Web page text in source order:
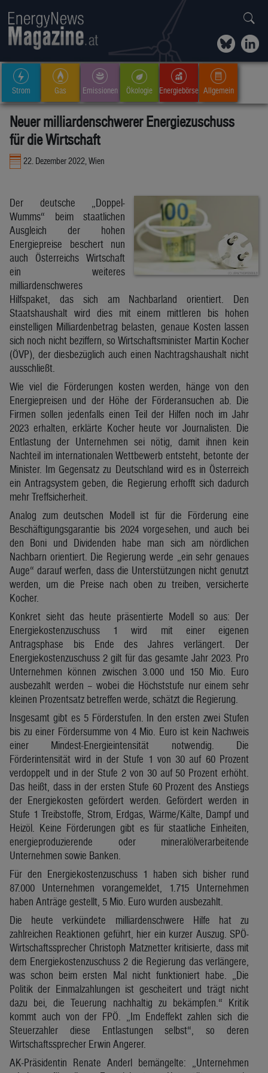
Strom Gas Emissionen Ökologie Energiebörse Allgemein
Neuer milliardenschwerer Energiezuschuss
für die Wirtschaft
22. Dezember 2022, Wien
Der deutsche „Doppel-
Wumms“ beim staatlichen
Ausgleich der hohen
Energiepreise beschert nun
auch Österreichs Wirtschaft
ein weiteres
milliardenschweres
Hilfspaket, das sich am Nachbarland orientiert. Den
Staatshaushalt wird dies mit einem mittleren bis hohen
einstelligen Milliardenbetrag belasten, genaue Kosten lassen
sich noch nicht beziffern, so Wirtschaftsminister Martin Kocher
(ÖVP), der diesbezüglich auch einen Nachtragshaushalt nicht
ausschließt.
Wie viel die Förderungen kosten werden, hänge von den
Energiepreisen und der Höhe der Förderansuchen ab. Die
Firmen sollen jedenfalls einen Teil der Hilfen noch im Jahr
2023 erhalten, erklärte Kocher heute vor Journalisten. Die
Entlastung der Unternehmen sei nötig, damit ihnen kein
Nachteil im internationalen Wettbewerb entsteht, betonte der
Minister. Im Gegensatz zu Deutschland wird es in Österreich
ein Antragsystem geben, die Regierung erhofft sich dadurch
mehr Treffsicherheit.
Analog zum deutschen Modell ist für die Förderung eine
Beschäftigungsgarantie bis 2024 vorgesehen, und auch bei
den Boni und Dividenden habe man sich am nördlichen
Nachbarn orientiert. Die Regierung werde „ein sehr genaues
Auge“ darauf werfen, dass die Unterstützungen nicht genutzt
werden, um die Preise nach oben zu treiben, versicherte
Kocher.
Konkret sieht das heute präsentierte Modell so aus: Der
Energiekostenzuschuss 1 wird mit einer eigenen
Antragsphase bis Ende des Jahres verlängert. Der
Energiekostenzuschuss 2 gilt für das gesamte Jahr 2023. Pro
Unternehmen können zwischen 3.000 und 150 Mio. Euro
ausbezahlt werden – wobei die Höchststufe nur einem sehr
kleinen Prozentsatz betreffen werde, schätzt die Regierung.
Insgesamt gibt es 5 Förderstufen. In den ersten zwei Stufen
bis zu einer Fördersumme von 4 Mio. Euro ist kein Nachweis
einer Mindest-Energieintensität notwendig. Die
Förderintensität wird in der Stufe 1 von 30 auf 60 Prozent
verdoppelt und in der Stufe 2 von 30 auf 50 Prozent erhöht.
Das heißt, dass in der ersten Stufe 60 Prozent des Anstiegs
der Energiekosten gefördert werden. Gefördert werden in
Stufe 1 Treibstoffe, Strom, Erdgas, Wärme/Kälte, Dampf und
Heizöl. Keine Förderungen gibt es für staatliche Einheiten,
energieproduzierende oder mineralölverarbeitende
Unternehmen sowie Banken.
Für den Energiekostenzuschuss 1 haben sich bisher rund
87.000 Unternehmen vorangemeldet, 1.715 Unternehmen
haben Anträge gestellt, 5 Mio. Euro wurden ausbezahlt.
Die heute verkündete milliardenschwere Hilfe hat zu
zahlreichen Reaktionen geführt, hier ein kurzer Auszug. SPÖ-
Wirtschaftssprecher Christoph Matznetter kritisierte, dass mit
dem Energiekostenzuschuss 2 die Regierung das verlängere,
was schon beim ersten Mal nicht funktioniert habe. „Die
Politik der Einmalzahlungen ist gescheitert und trägt nicht
dazu bei, die Teuerung nachhaltig zu bekämpfen.“ Kritik
kommt auch von der FPÖ. „Im Endeffekt zahlen sich die
Steuerzahler diese Entlastungen selbst“, so deren
Wirtschaftssprecher Erwin Angerer.
AK-Präsidentin Renate Anderl bemängelte: „Unternehmen